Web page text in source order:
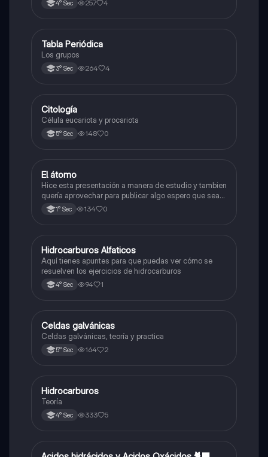
4° Sec 257 4
Química
Tabla Periódica
Los grupos
3° Sec 264 4
Ciencia y Tecnología
Citología
Célula eucariota y procariota
5° Sec 148 0
Ciencia y Tecnología
El átomo
Hice esta presentación a manera de estudio y tambien
quería aprovechar para publicar algo espero que sea
de su agrado , habla del átomo y lo básico sobre el,
solo eso bye
1° Sec 134 0
Química
Hidrocarburos Alfaticos
Aquí tienes apuntes para que puedas ver cómo se
resuelven los ejercicios de hidrocarburos
4° Sec 94 1
Química
Celdas galvánicas
Celdas galvánicas, teoría y practica
5° Sec 164 2
Química
Hidrocarburos
Teoría
4° Sec 333 5